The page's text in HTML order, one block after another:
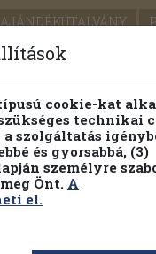
AJÁNDÉKUTALVÁNY
FENNTARTHATÓ
Témaköri fa
cookie-kat
technikai
szolgáltatás
és gyorsabbá, (3)
személyre
Önt. A
el.